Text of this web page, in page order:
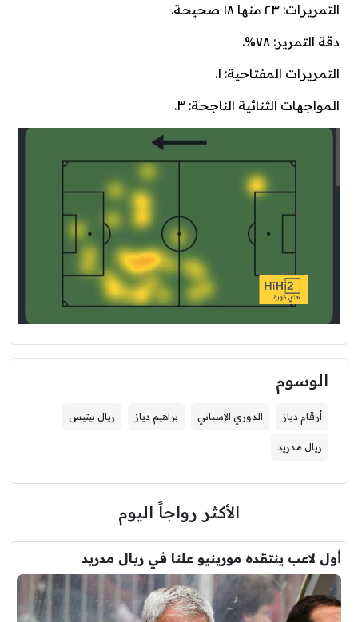
التمريرات: ٢٣ منها ١٨ صحيحة.
دقة التمرير: ٧٨%.
التمريرات المفتاحية: ١.
المواجهات الثنائية الناجحة: ٣.
الوسوم
أرقام دياز الدوري الإسباني براهيم دياز ريال بيتيس
ريال مدريد
الأكثر رواجاً اليوم
أول لاعب ينتقده مورينيو علنا في ريال مدريد